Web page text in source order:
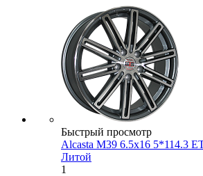
Быстрый просмотр
Alcasta M39 6.5x16 5*114.3
Литой
1